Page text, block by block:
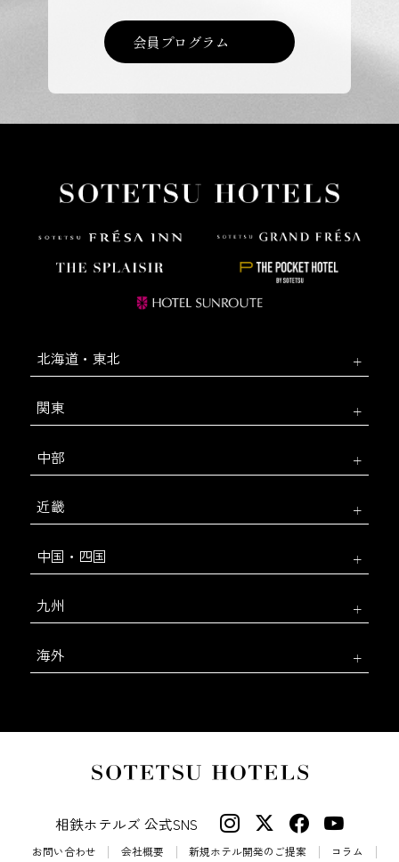
会員プログラム
北海道・東北
関東
中部
近畿
中国・四国
九州
海外
相鉄ホテルズ 公式SNS
お問い合わせ 会社概要 新規ホテル開発のご提案 コラム